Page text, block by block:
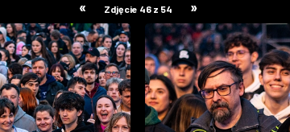
« Zdjęcie 46 z 54 »